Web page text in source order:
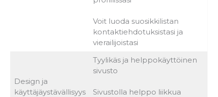
Voit luoda suosikkilistan
kontaktiehdotuksistasi ja
vierailijoistasi
Design ja
käyttäjäystävällisyys
Tyylikäs ja helppokäyttöinen
sivusto
Sivustolla helppo liikkua